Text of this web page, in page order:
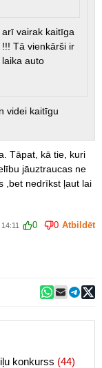
vairak kaitīga
Tā vienkārši ir
auto
videi kaitīgu
Tāpat, kā tie, kuri
jāuztraucas ne
,bet nedrīkst ļaut lai
0 0 Atbildēt
konkurss (44)